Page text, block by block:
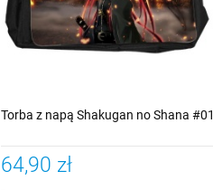
Torba z napą Shakugan no Shana #01
64,90 zł